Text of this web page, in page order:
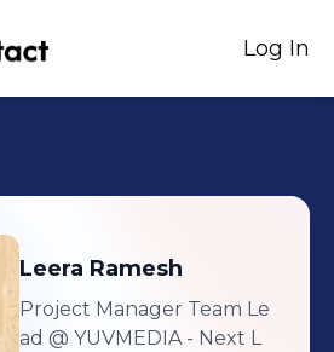
Log In
Leera Ramesh
Project Manager Team Le
ad @ YUVMEDIA - Next L